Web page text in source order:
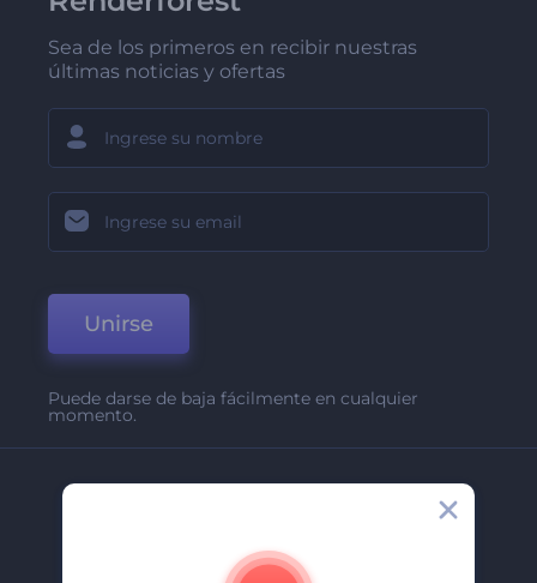
Sea de los primeros en recibir nuestras
últimas noticias y ofertas
Unirse
Puede darse de baja fácilmente en cualquier
momento.